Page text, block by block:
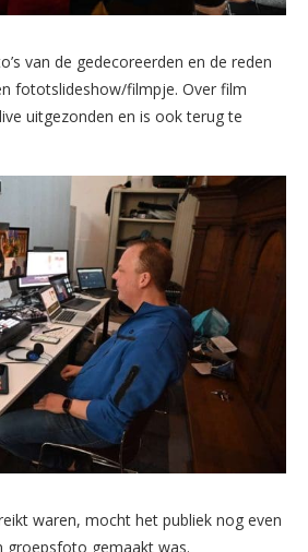
van de gedecoreerden en de reden
fototslideshow/filmpje. Over film
uitgezonden en is ook terug te
waren, mocht het publiek nog even
groepsfoto gemaakt was.